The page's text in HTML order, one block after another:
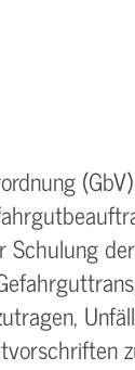
Schulung